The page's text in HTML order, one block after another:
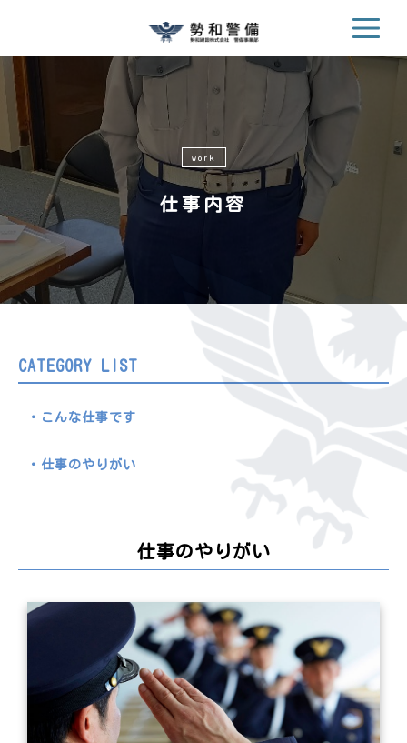
work
仕事内容
CATEGORY LIST
こんな仕事です
仕事のやりがい
仕事のやりがい